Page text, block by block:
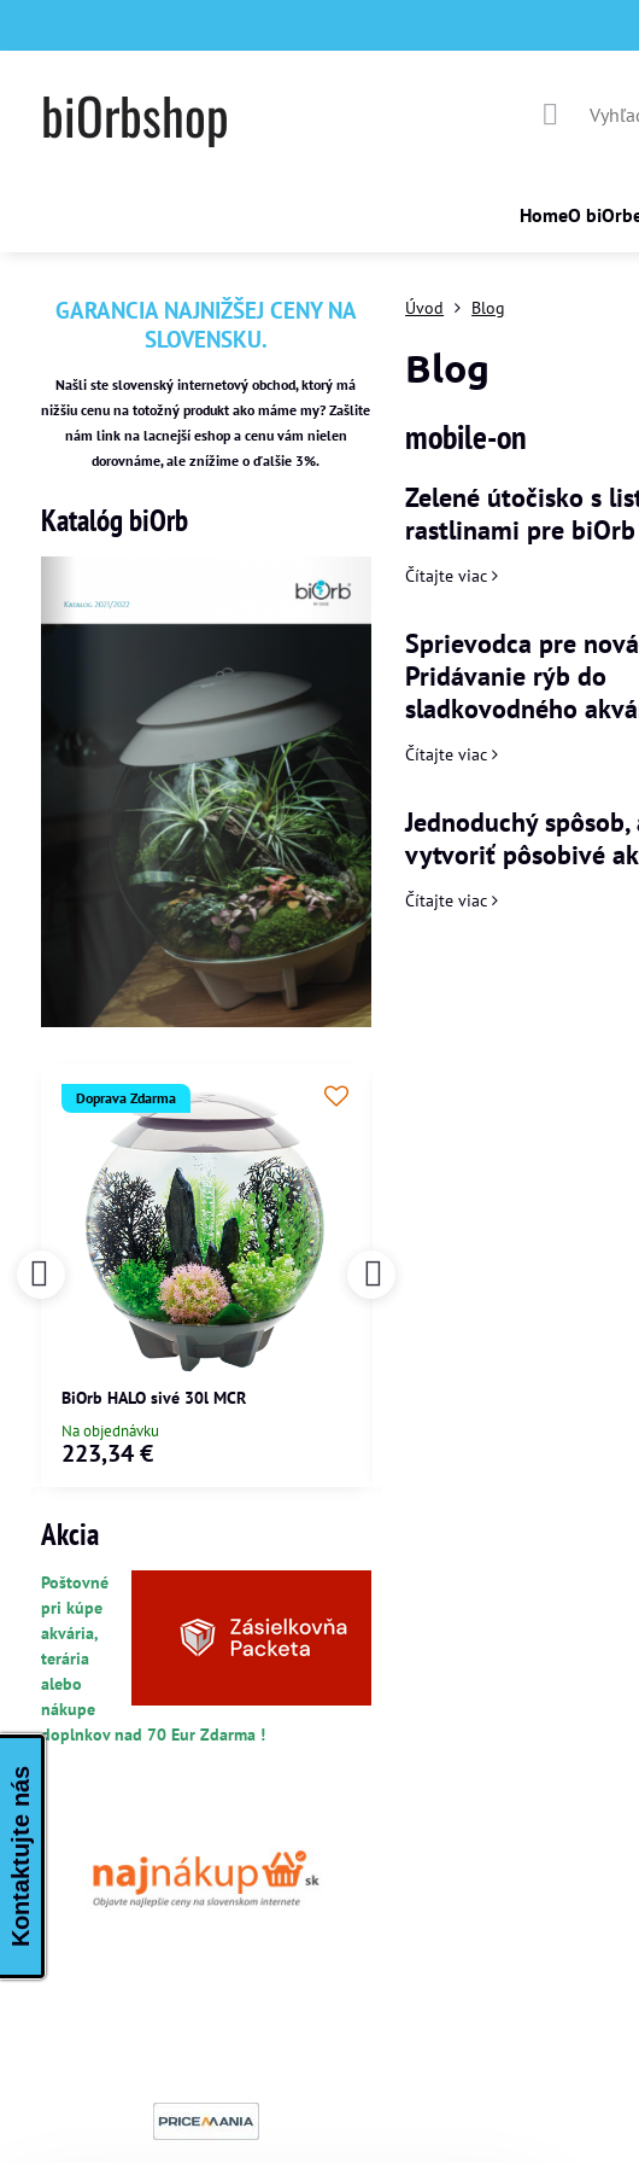
biOrbshop
HomeO
Úvod Blog
Blog
mobile-on
Zelené útočisko s
rastlinami pre
Čítajte viac
Sprievodca pre
Pridávanie rýb do
sladkovodného
Čítajte viac
Jednoduchý spôsob,
vytvoriť pôsobivé
Čítajte viac
GARANCIA NAJNIŽŠEJ CENY NA
SLOVENSKU.
Našli ste slovenský internetový obchod, ktorý má
nižšiu cenu na totožný produkt ako máme my? Zašlite
nám link na lacnejší eshop a cenu vám nielen
dorovnáme, ale znížime o ďalšie 3%.
Katalóg biOrb
Doprava Zdarma
BiOrb HALO sivé 30l MCR
Na objednávku
223,34 €
Akcia
Poštovné
pri kúpe
akvária,
terária
alebo
nákupe
doplnkov nad 70 Eur Zdarma !
Kontaktujte nás